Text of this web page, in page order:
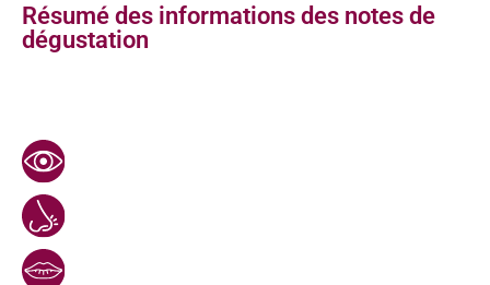
Résumé des informations des notes de
dégustation